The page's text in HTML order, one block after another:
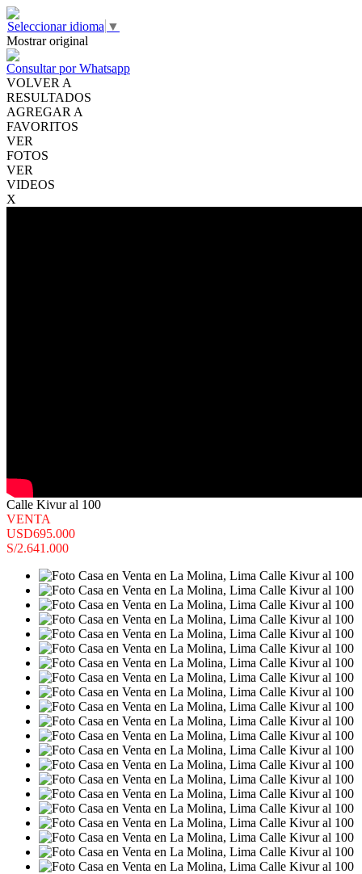
Seleccionar idioma ▼
Mostrar original
Consultar por Whatsapp
VOLVER A
RESULTADOS
AGREGAR A
FAVORITOS
VER
FOTOS
VER
VIDEOS
X
Calle Kivur al 100
VENTA
USD695.000
S/2.641.000